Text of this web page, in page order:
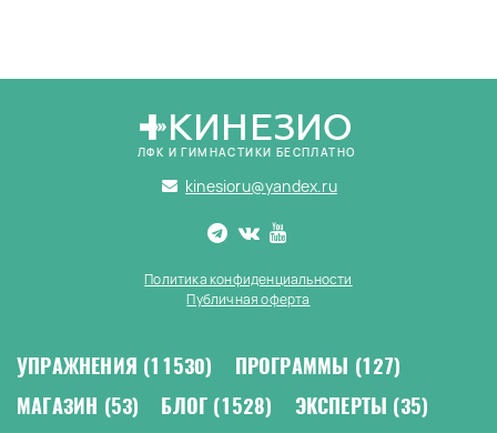
КИНЕЗИО
ЛФК И ГИМНАСТИКИ БЕСПЛАТНО
kinesioru@yandex.ru
Политика конфиденциальности
Публичная оферта
УПРАЖНЕНИЯ (11530) ПРОГРАММЫ (127)
МАГАЗИН (53) БЛОГ (1528) ЭКСПЕРТЫ (35)